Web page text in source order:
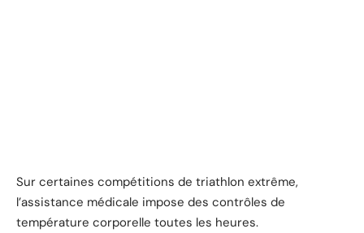
Sur certaines compétitions de triathlon extrême,
l’assistance médicale impose des contrôles de
température corporelle toutes les heures.